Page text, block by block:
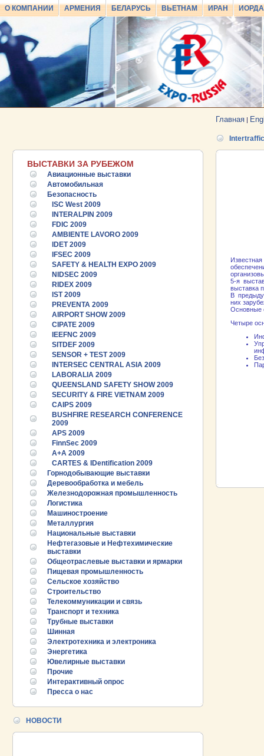
О КОМПАНИИ АРМЕНИЯ БЕЛАРУСЬ ВЬЕТНАМ ИРАН
Главная |
ВЫСТАВКИ ЗА РУБЕЖОМ
Авиационные выставки
Автомобильная
Безопасность
ISC West 2009
INTERALPIN 2009
FDIC 2009
AMBIENTE LAVORO 2009
IDET 2009
IFSEC 2009
SAFETY & HEALTH EXPO 2009
NIDSEC 2009
RIDEX 2009
IST 2009
PREVENTA 2009
AIRPORT SHOW 2009
CIPATE 2009
IEEFNC 2009
SITDEF 2009
SENSOR + TEST 2009
INTERSEC CENTRAL ASIA 2009
LABORALIA 2009
QUEENSLAND SAFETY SHOW 2009
SECURITY & FIRE VIETNAM 2009
CAIPS 2009
BUSHFIRE RESEARCH CONFERENCE
2009
APS 2009
FinnSec 2009
A+A 2009
CARTES & IDentification 2009
Горнодобывающие выставки
Деревообработка и мебель
Железнодорожная промышленность
Логистика
Машиностроение
Металлургия
Национальные выставки
Нефтегазовые и Нефтехимические
выставки
Общеотраслевые выставки и ярмарки
Пищевая промышленность
Сельское хозяйство
Строительство
Телекоммуникации и связь
Транспорт и техника
Трубные выставки
Шинная
Электротехника и электроника
Энергетика
Ювелирные выставки
Прочие
Интерактивный опрос
Пресса о нас
НОВОСТИ
25.06.2026 :: Пост-релиз
25.06.2026 ::
Деловая программа EXPO EURASIA
VIETNAM 2026
24.06.2026 ::Открытие VII Международной
промышленной выставки «EXPO EURASIA
5-я
выставка
В
них
Основные
Четыре